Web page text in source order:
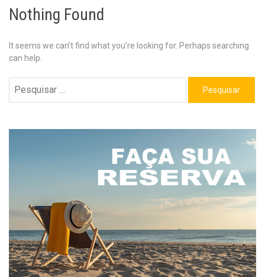
Nothing Found
It seems we can’t find what you’re looking for. Perhaps searching
can help.
por: